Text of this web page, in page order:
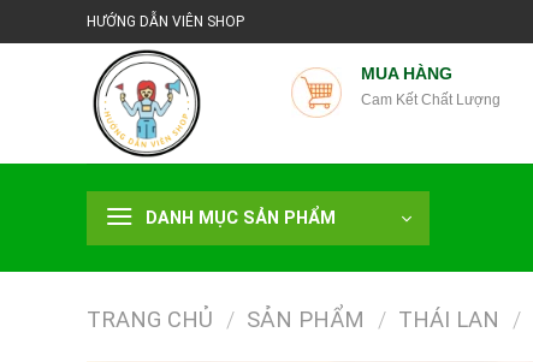
đến
HƯỚNG DẪN VIÊN SHOP
MUA HÀNG
Cam Kết Chất Lượng
DANH MỤC SẢN PHẨM
TRANG CHỦ / SẢN PHẨM / THÁI LAN /